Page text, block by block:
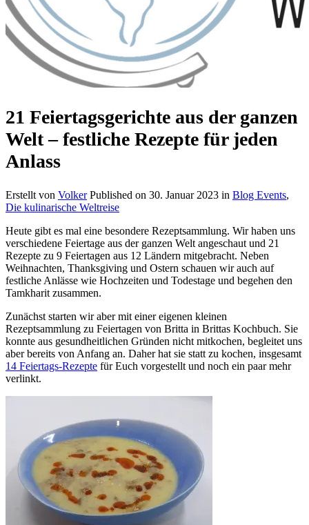
21 Feiertagsgerichte aus der ganzen
Welt – festliche Rezepte für jeden
Anlass
Erstellt von Volker Published on 30. Januar 2023 in Blog Events,
Die kulinarische Weltreise
Heute gibt es mal eine besondere Rezeptsammlung. Wir haben uns
verschiedene Feiertage aus der ganzen Welt angeschaut und 21
Rezepte zu 9 Feiertagen aus 12 Ländern mitgebracht. Neben
Weihnachten, Thanksgiving und Ostern schauen wir auch auf
festliche Anlässe wie Hochzeiten und Todestage und begehen den
Tamkharit zusammen.
Zunächst starten wir aber mit einer eigenen kleinen
Rezeptsammlung zu Feiertagen von Britta in Brittas Kochbuch. Sie
konnte aus gesundheitlichen Gründen nicht mitkochen, begleitet uns
aber bereits von Anfang an. Daher hat sie statt zu kochen, insgesamt
14 Feiertags-Rezepte für Euch vorgestellt und noch ein paar mehr
verlinkt.